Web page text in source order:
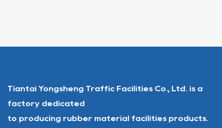
Tiantai Yongsheng Traffic Facilities Co., Ltd. is a
factory dedicated
to producing rubber material facilities products.